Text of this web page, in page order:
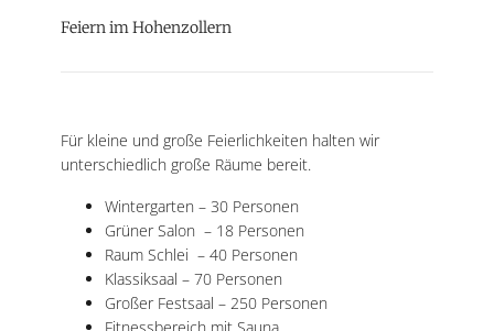
Feiern im Hohenzollern
Für kleine und große Feierlichkeiten halten wir
unterschiedlich große Räume bereit.
Wintergarten – 30 Personen
Grüner Salon – 18 Personen
Raum Schlei – 40 Personen
Klassiksaal – 70 Personen
Großer Festsaal – 250 Personen